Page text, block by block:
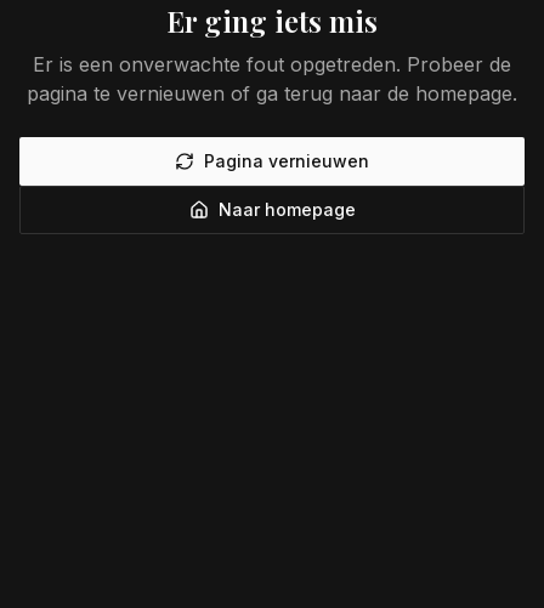
Er ging iets mis
Er is een onverwachte fout opgetreden. Probeer de
pagina te vernieuwen of ga terug naar de homepage.
Pagina vernieuwen
Naar homepage